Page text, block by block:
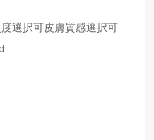
選択可皮膚質感選択可